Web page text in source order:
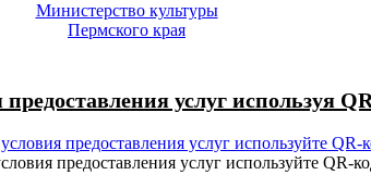
Министерство культуры
Пермского края
услуг используя
предоставления услуг используйте QR-